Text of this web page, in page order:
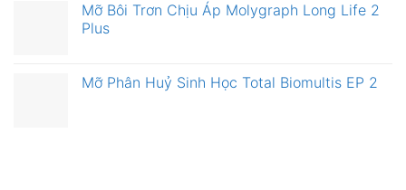
Mỡ Bôi Trơn Chịu Áp Molygraph Long Life 2
Plus
Mỡ Phân Huỷ Sinh Học Total Biomultis EP 2